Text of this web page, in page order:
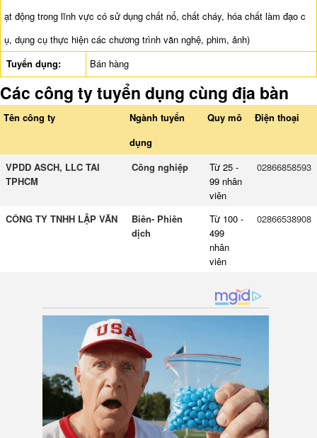
ạt động trong lĩnh vực có sử dụng chất nổ, chất cháy, hóa chất làm đạo c
ụ, dụng cụ thực hiện các chương trình văn nghệ, phim, ảnh)
Tuyển dụng:
Bán hàng
Các công ty tuyển dụng cùng địa bàn
Tên công ty
Ngành tuyển
dụng
Quy mô Điện thoại
VPDD ASCH, LLC TAI
TPHCM
Công nghiệp
Từ 25 -
99 nhân
viên
02866858593
CÔNG TY TNHH LẬP VĂN
Biên- Phiên
dịch
Từ 100 -
499
nhân
viên
02866538908